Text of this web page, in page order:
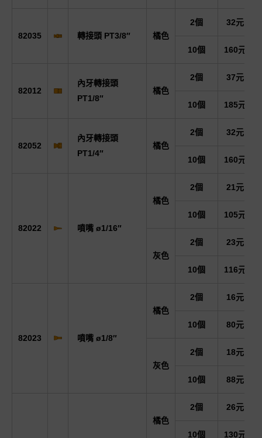
82035 轉接頭 PT3/8″ 橘色
2個 32元
10個 160元
82012
內牙轉接頭
PT1/8″
橘色
2個 37元
10個 185元
82052
內牙轉接頭
PT1/4″
橘色
2個 32元
10個 160元
82022 噴嘴 ø1/16″
橘色
2個 21元
10個 105元
灰色
2個 23元
10個 116元
82023 噴嘴 ø1/8″
橘色
2個 16元
10個 80元
灰色
2個 18元
10個 88元
橘色
2個 26元
10個 130元